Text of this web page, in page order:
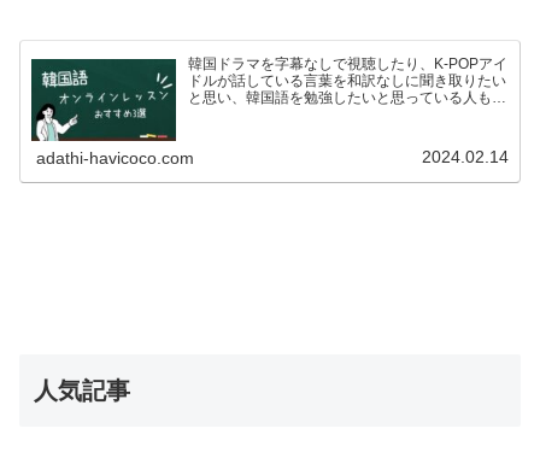
韓国ドラマを字幕なしで視聴したり、K-POPアイ
ドルが話している言葉を和訳なしに聞き取りたい
と思い、韓国語を勉強したいと思っている人も多
adathi-havicoco.com 2024.02.14
人気記事